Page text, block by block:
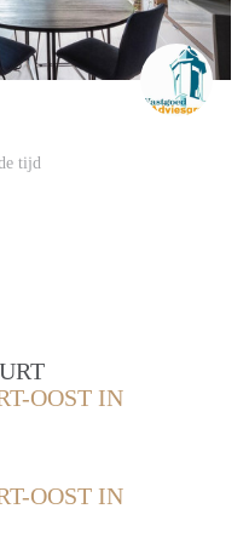
tijd
OOST IN
OOST IN